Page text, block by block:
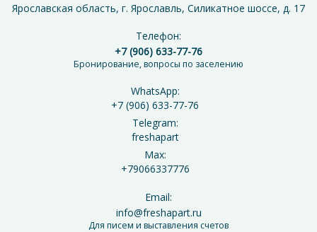
Ярославская область, г. Ярославль, Силикатное шоссе, д. 17
Телефон:
+7 (906) 633-77-76
Бронирование, вопросы по заселению
WhatsApp:
+7 (906) 633-77-76
Telegram:
freshapart
Max:
+79066337776
Email:
info@freshapart.ru
Для писем и выставления счетов